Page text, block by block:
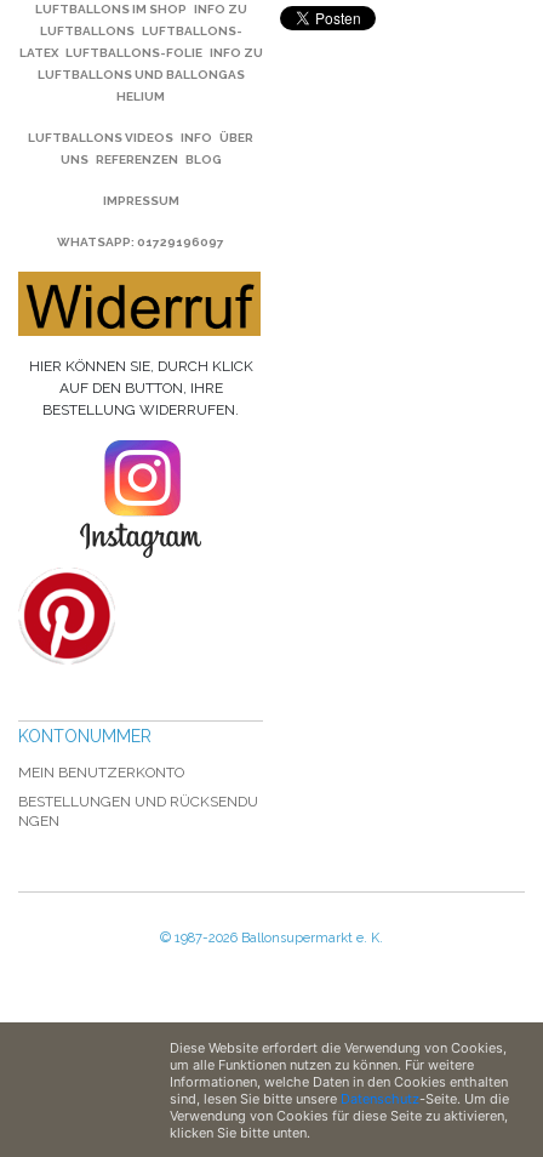
LUFTBALLONS IM SHOP
INFO ZU
LUFTBALLONS LUFTBALLONS-
LATEX LUFTBALLONS-FOLIE INFO ZU
LUFTBALLONS UND BALLONGAS
HELIUM
LUFTBALLONS VIDEOS INFO
ÜBER
UNS REFERENZEN BLOG
IMPRESSUM
WHATSAPP: 01729196097
HIER KÖNNEN SIE, DURCH KLICK
AUF DEN BUTTON, IHRE
BESTELLUNG WIDERRUFEN.
KONTONUMMER
MEIN BENUTZERKONTO
BESTELLUNGEN UND RÜCKSENDU
NGEN
© 1987-2026 Ballonsupermarkt e. K.
Diese Website erfordert die Verwendung von Cookies,
um alle Funktionen nutzen zu können. Für weitere
Informationen, welche Daten in den Cookies enthalten
sind, lesen Sie bitte unsere Datenschutz-Seite. Um die
Verwendung von Cookies für diese Seite zu aktivieren,
klicken Sie bitte unten.